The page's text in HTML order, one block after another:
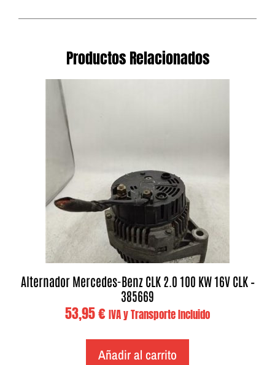
Productos Relacionados
Alternador Mercedes-Benz CLK 2.0 100 KW 16V CLK –
385669
53,95€ IVA y Transporte Incluido
Añadir al carrito